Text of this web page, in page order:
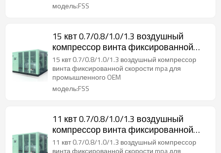
модель:FSS
15 квт 0.7/0.8/1.0/1.3 воздушный
компрессор винта фиксированной
скорости mpa для промышленного
OEM
15 квт 0.7/0.8/1.0/1.3 воздушный компрессор
винта фиксированной скорости mpa для
промышленного OEM
модель:FSS
11 квт 0.7/0.8/1.0/1.3 воздушный
компрессор винта фиксированной
скорости mpa для промышленного
11 квт 0.7/0.8/1.0/1.3 воздушный компрессор
винта фиксированной скорости mpa для